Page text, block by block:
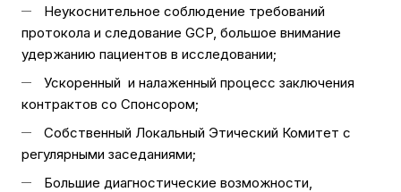
Неукоснительное соблюдение требований
протокола и следование GCP, большое внимание
удержанию пациентов в исследовании;
Ускоренный и налаженный процесс заключения
контрактов со Спонсором;
Собственный Локальный Этический Комитет с
регулярными заседаниями;
Большие диагностические возможности,